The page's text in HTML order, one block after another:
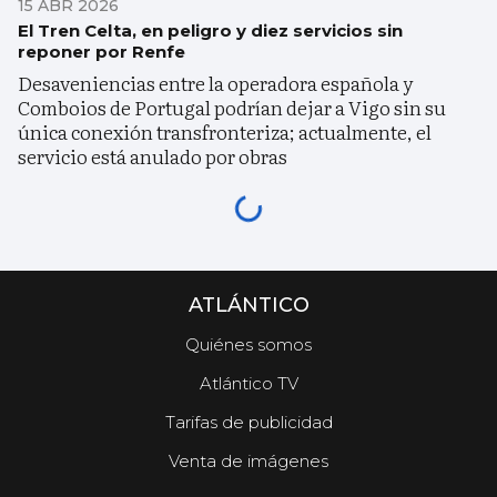
15 ABR 2026
El Tren Celta, en peligro y diez servicios sin
reponer por Renfe
Desaveniencias entre la operadora española y
Comboios de Portugal podrían dejar a Vigo sin su
única conexión transfronteriza; actualmente, el
servicio está anulado por obras
ATLÁNTICO
Quiénes somos
Atlántico TV
Tarifas de publicidad
Venta de imágenes